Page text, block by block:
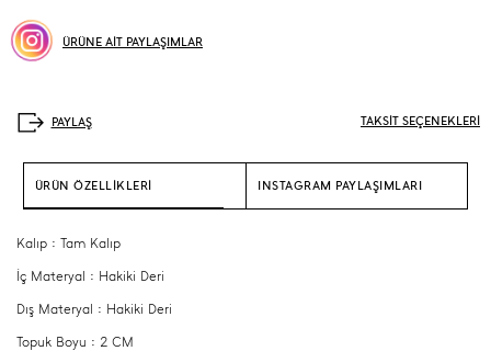
ÜRÜNE AİT PAYLAŞIMLAR
TAKSİT SEÇENEKLERİ
ÜRÜN ÖZELLİKLERİ INSTAGRAM PAYLAŞIMLARI
Kalıp : Tam Kalıp
İç Materyal : Hakiki Deri
Dış Materyal : Hakiki Deri
Topuk Boyu : 2 CM